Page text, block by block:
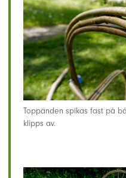
Toppänden spikas fast på
klipps av.